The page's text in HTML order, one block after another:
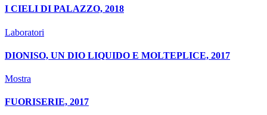
I CIELI DI PALAZZO, 2018
Laboratori
DIONISO, UN DIO LIQUIDO E MOLTEPLICE, 2017
Mostra
FUORISERIE, 2017